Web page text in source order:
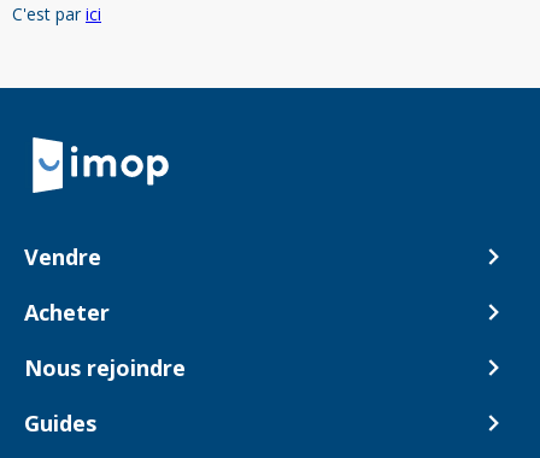
C'est parici
Retour à la navigation principale
Vendre
Comment ça marche ?
Acheter
Biens en vente
Nous rejoindre
Devenir Conseiller
Guides